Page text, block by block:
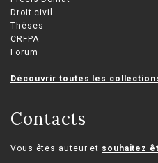
Droit civil
Thèses
CRFPA
Forum
Découvrir toutes les
Contacts
Vous êtes auteur et souhaitez